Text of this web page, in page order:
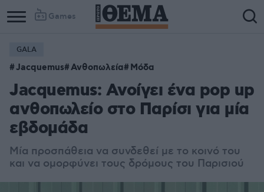
Games
GALA
Jacquemus Ανθοπωλεία Μόδα
Jacquemus: Ανοίγει ένα pop up
ανθοπωλείο στο Παρίσι για μία
εβδομάδα
Μία προσπάθεια να συνδεθεί με το κοινό του
και να ομορφύνει τους δρόμους του Παρισιού